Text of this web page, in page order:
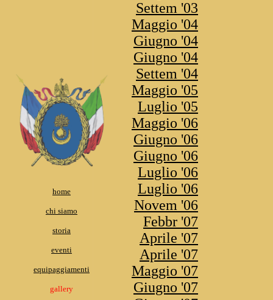
home
chi siamo
storia
eventi
equipaggiamenti
gallery
Settem '03
Maggio '04
Giugno '04
Giugno '04
Settem '04
Maggio '05
Luglio '05
Maggio '06
Giugno '06
Giugno '06
Luglio '06
Luglio '06
Novem '06
Febbr '07
Aprile '07
Aprile '07
Maggio '07
Giugno '07